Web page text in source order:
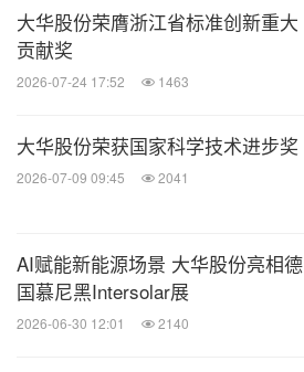
大华股份荣膺浙江省标准创新重大
贡献奖
2026-07-24 17:52 1463
大华股份荣获国家科学技术进步奖
2026-07-09 09:45 2041
AI赋能新能源场景 大华股份亮相德
国慕尼黑Intersolar展
2026-06-30 12:01 2140